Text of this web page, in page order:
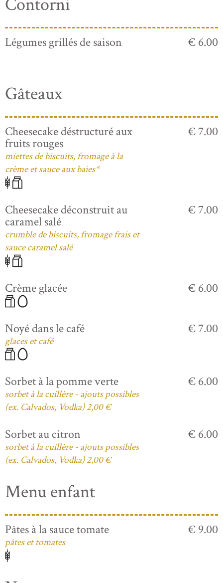
Légumes grillés de saison € 6.00
Gâteaux
Cheesecake déstructuré aux
fruits rouges
miettes de biscuits, fromage à la
crème et sauce aux baies*
€ 7.00
Cheesecake déconstruit au
caramel salé
crumble de biscuits, fromage frais et
sauce caramel salé
€ 7.00
Crème glacée € 6.00
Noyé dans le café
glaces et café
€ 7.00
Sorbet à la pomme verte
sorbet à la cuillère - ajouts possibles
(ex. Calvados, Vodka) 2,00 €
€ 6.00
Sorbet au citron
sorbet à la cuillère - ajouts possibles
(ex. Calvados, Vodka) 2,00 €
€ 6.00
Menu enfant
Pâtes à la sauce tomate
pâtes et tomates
€ 9.00